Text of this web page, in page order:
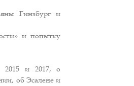
Гинзбург и
и попытку
2015 и 2017, о
об Эсалене и